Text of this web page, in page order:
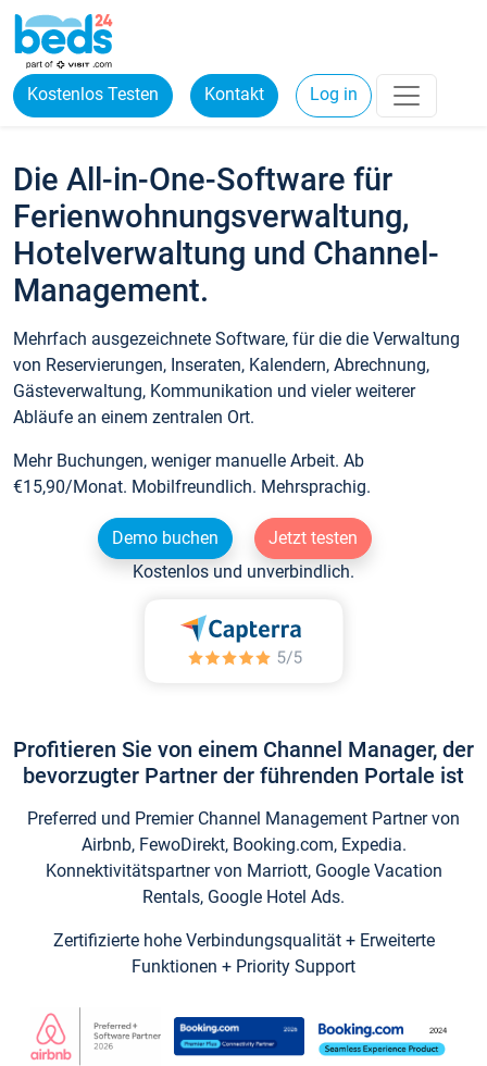
Kostenlos Testen Kontakt Log in
Die All-in-One-Software für
Ferienwohnungsverwaltung,
Hotelverwaltung und Channel-
Management.
Mehrfach ausgezeichnete Software, für die die Verwaltung
von Reservierungen, Inseraten, Kalendern, Abrechnung,
Gästeverwaltung, Kommunikation und vieler weiterer
Abläufe an einem zentralen Ort.
Mehr Buchungen, weniger manuelle Arbeit. Ab
€15,90/Monat. Mobilfreundlich. Mehrsprachig.
Demo buchen
Jetzt testen
Kostenlos und unverbindlich.
Profitieren Sie von einem Channel Manager, der
bevorzugter Partner der führenden Portale ist
Preferred und Premier Channel Management Partner von
Airbnb, FewoDirekt, Booking.com, Expedia.
Konnektivitätspartner von Marriott, Google Vacation
Rentals, Google Hotel Ads.
Zertifizierte hohe Verbindungsqualität + Erweiterte
Funktionen + Priority Support